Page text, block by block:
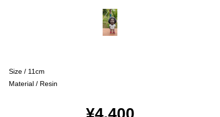
Size / 11cm
Material / Resin
¥4,400